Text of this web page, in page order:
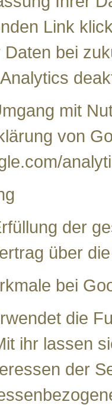
Link
bei
mit
von
der
über
bei
die
ihr lassen
der